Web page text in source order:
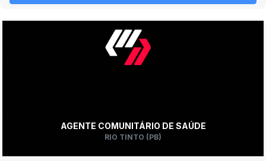
AGENTE COMUNITÁRIO DE SAÚDE
RIO TINTO (PB)